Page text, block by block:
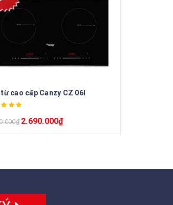
từ cao cấp Canzy CZ 06I
₫ 2.690.000₫